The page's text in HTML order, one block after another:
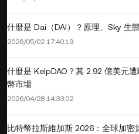
什麼是 Dai（DAI）？原理、Sky 生
2026/05/02 17:40:19
什麼是 KelpDAO？其 2.92 億美元
幣市場
2026/04/28 14:33:02
比特幣拉斯維加斯 2026：全球加